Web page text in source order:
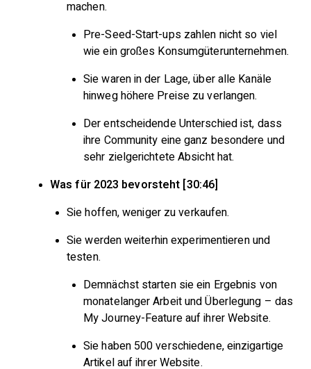
machen.
Pre-Seed-Start-ups zahlen nicht so viel
wie ein großes Konsumgüterunternehmen.
Sie waren in der Lage, über alle Kanäle
hinweg höhere Preise zu verlangen.
Der entscheidende Unterschied ist, dass
ihre Community eine ganz besondere und
sehr zielgerichtete Absicht hat.
Was für 2023 bevorsteht [30:46]
Sie hoffen, weniger zu verkaufen.
Sie werden weiterhin experimentieren und
testen.
Demnächst starten sie ein Ergebnis von
monatelanger Arbeit und Überlegung – das
My Journey-Feature auf ihrer Website.
Sie haben 500 verschiedene, einzigartige
Artikel auf ihrer Website.